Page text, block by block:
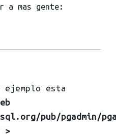
a mas gente:
esta
pub/pgadmin/
>